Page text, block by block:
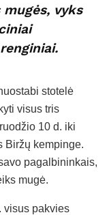
vyks
stotelė
visus tris
10 d. iki
Biržų kempinge.
pagalbininkais,
mugė.
visus pakvies